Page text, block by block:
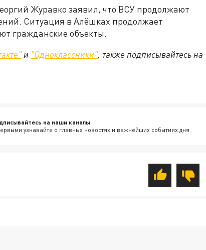
Журавко заявил, что ВСУ продолжают
Ситуация в Алёшках продолжает
гражданские объекты.
и "Одноклассники", также подписывайтесь на
на наши каналы
узнавайте о главных новостях и важнейших событиях дня.